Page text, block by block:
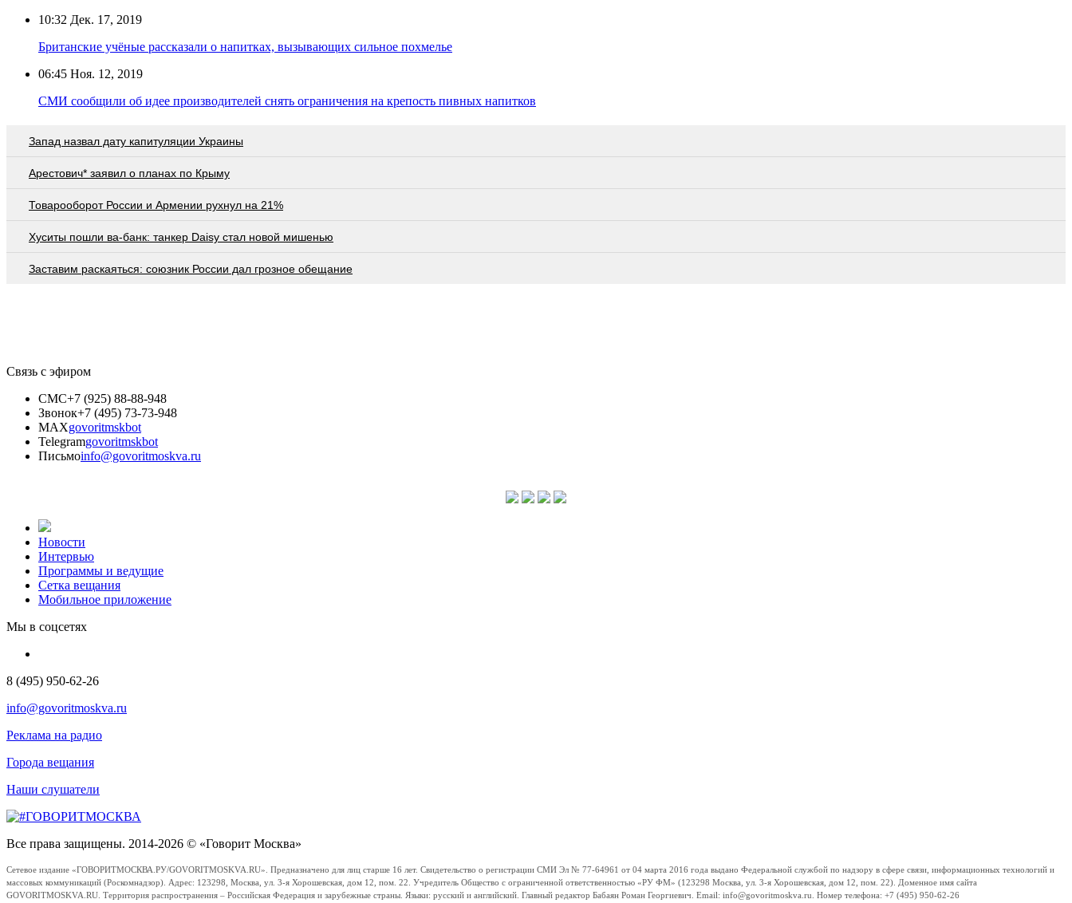
10:32 Дек. 17, 2019
Британские учёные рассказали о напитках, вызывающих сильное похмелье
06:45 Ноя. 12, 2019
СМИ сообщили об идее производителей снять ограничения на крепость пивных напитков
Запад назвал дату капитуляции Украины
Арестович* заявил о планах по Крыму
Товарооборот России и Армении рухнул на 21%
Хуситы пошли ва-банк: танкер Daisy стал новой мишенью
Заставим раскаяться: союзник России дал грозное обещание
Связь с эфиром
СМС+7 (925) 88-88-948
Звонок+7 (495) 73-73-948
MAXgovoritmskbot
Telegramgovoritmskbot
Письмоinfo@govoritmoskva.ru
Новости
Интервью
Программы и ведущие
Сетка вещания
Мобильное приложение
Мы в соцсетях
8 (495) 950-62-26
info@govoritmoskva.ru
Реклама на радио
Города вещания
Наши слушатели
Все права защищены. 2014-2026 © «Говорит Москва»
Сетевое издание «ГОВОРИТМОСКВА.РУ/GOVORITMOSKVA.RU». Предназначено для лиц старше 16 лет. Свидетельство о регистрации СМИ Эл № 77-64961 от 04 марта 2016 года выдано Федеральной службой по надзору в сфере связи, информационных технологий и
массовых коммуникаций (Роскомнадзор). Адрес: 123298, Москва, ул. 3-я Хорошевская, дом 12, пом. 22. Учредитель Общество с ограниченной ответственностью «РУ ФМ» (123298 Москва, ул. 3-я Хорошевская, дом 12, пом. 22). Доменное имя сайта
GOVORITMOSKVA.RU. Территория распространения – Российская Федерация и зарубежные страны. Языки: русский и английский. Главный редактор Бабаян Роман Георгиевич. Email: info@govoritmoskva.ru. Номер телефона: +7 (495) 950-62-26